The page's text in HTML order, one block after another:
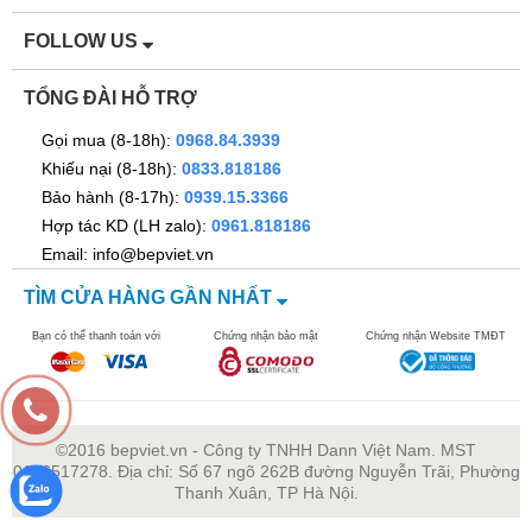
mùi
giữ
HỆ THỐNG PLASMACLUSTER ION (-)
Tuổi thọ (giờ) 19000
Diện tích phòng
đề nghị đề nghị
(m2)
50
Plasmacluster
Ion mật độ cao
đề nghị (m2)
Khả năng giảm
mùi hôi
Thuốc lá/Cơ thể
FOLLOW US
TỔNG ĐÀI HỖ TRỢ
Gọi mua (8-18h): 0968.84.3939
Khiếu nại (8-18h): 0833.818186
Bảo hành (8-17h): 0939.15.3366
Hợp tác KD (LH zalo): 0961.818186
Email: info@bepviet.vn
TÌM CỬA HÀNG GẦN NHẤT
Bạn có thể thanh toán với Chứng nhận bảo mật Chứng nhận Website TMĐT
©2016 bepviet.vn - Công ty TNHH Dann Việt Nam. MST
0106517278. Địa chỉ: Số 67 ngõ 262B đường Nguyễn Trãi, Phường
Thanh Xuân, TP Hà Nội.